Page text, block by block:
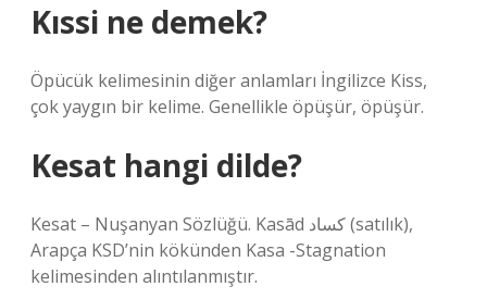
Kıssi ne demek?
Öpücük kelimesinin diğer anlamları İngilizce Kiss,
çok yaygın bir kelime. Genellikle öpüşür, öpüşür.
Kesat hangi dilde?
Kesat – Nuşanyan Sözlüğü. Kasād كساد (satılık),
Arapça KSD’nin kökünden Kasa -Stagnation
kelimesinden alıntılanmıştır.